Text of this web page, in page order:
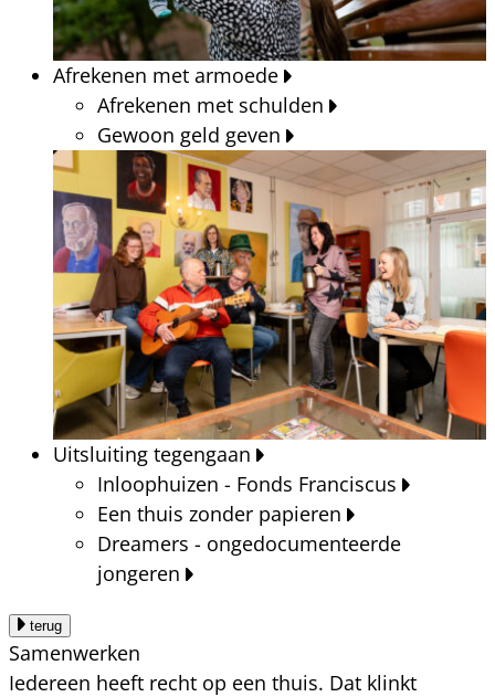
Afrekenen met armoede
Afrekenen met schulden
Gewoon geld geven
Uitsluiting tegengaan
Inloophuizen - Fonds Franciscus
Een thuis zonder papieren
Dreamers - ongedocumenteerde
jongeren
terug
Samenwerken
Iedereen heeft recht op een thuis. Dat klinkt